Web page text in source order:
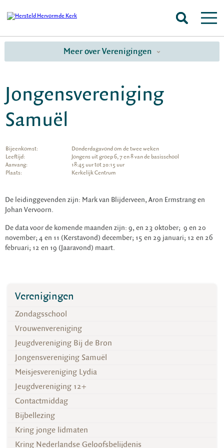
Meer over Verenigingen
Jongensvereniging
Samuël
Bijeenkomst:
Donderdagavond om de twee weken
Leeftijd:
Jongens uit groep 6, 7 en 8 van de basisschool
Aanvang:
18:45 uur tot 20:15 uur
Plaats:
Kerkelijk Centrum
De leidinggevenden zijn: Mark van Blijderveen, Aron Ermstrang en
Johan Vervoorn.
De data voor de komende maanden zijn: 9, en 23 oktober; 9 en 20
november; 4 en 11 (Kerstavond) december; 15 en 29 januari; 12 en 26
februari; 12 en 19 (Jaaravond) maart.
Verenigingen
Zondagsschool
Vrouwenvereniging
Jeugdvereniging Bij de Bron
Jongensvereniging Samuël
Meisjesvereniging Lydia
Jeugdvereniging 12+
Contactmiddag
Bijbellezing
Kring jonge lidmaten
Kring Nederlandse Geloofsbelijdenis